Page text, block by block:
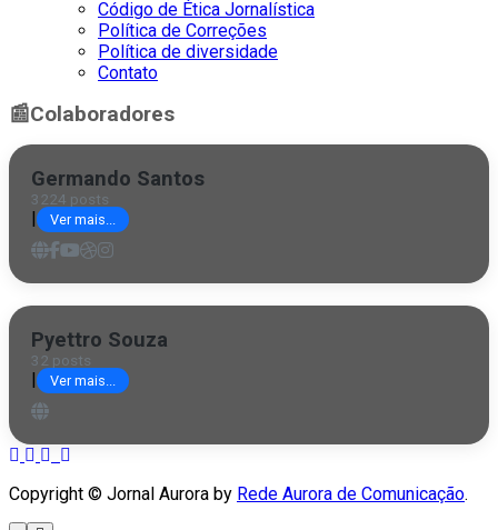
Código de Ética Jornalística
Política de Correções
Política de diversidade
Contato
📰Colaboradores
Germando Santos
3224 posts
| Ver mais...
Pyettro Souza
32 posts
| Ver mais...
Copyright © Jornal Aurora by Rede Aurora de Comunicação.